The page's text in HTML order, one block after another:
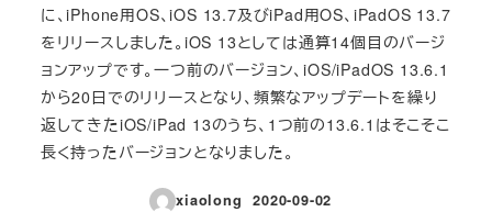
に、iPhone用OS、iOS 13.7及びiPad用OS、iPadOS 13.7
をリリースしました。iOS 13としては通算14個目のバージ
ョンアップです。一つ前のバージョン、iOS/iPadOS 13.6.1
から20日でのリリースとなり、頻繁なアップデートを繰り
返してきたiOS/iPad 13のうち、1つ前の13.6.1はそこそこ
長く持ったバージョンとなりました。
xiaolong
投稿日
2020-09-02